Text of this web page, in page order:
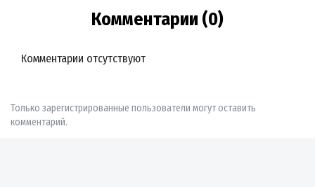
Комментарии (0)
Комментарии отсутствуют
Только зарегистрированные пользователи могут оставить
комментарий.